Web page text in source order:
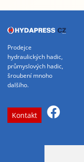
Prodejce
hydraulických hadic,
průmyslových hadic,
šroubení mnoho
dalšího.
Kontakt